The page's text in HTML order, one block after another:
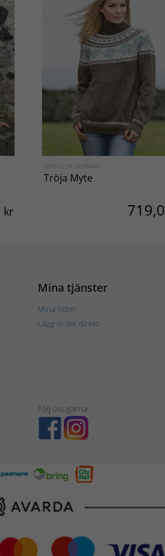
kr
VIKING OF NORWAY
Tröja Myte
Mina tjänster
Mina sidor
Lägg order direkt
Följ oss gärna!